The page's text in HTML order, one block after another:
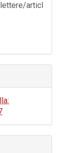
articl